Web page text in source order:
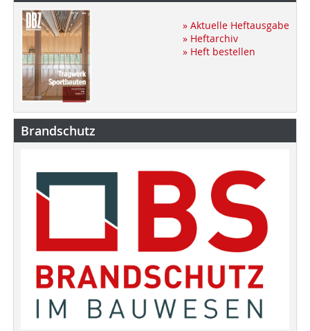
» Aktuelle Heftausgabe
» Heftarchiv
» Heft bestellen
Brandschutz